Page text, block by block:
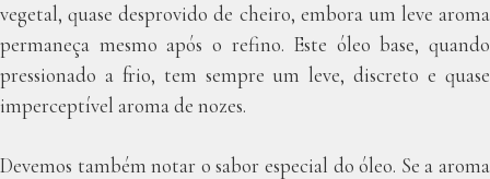
vegetal, quase desprovido de cheiro, embora um leve aroma
permaneça mesmo após o refino. Este óleo base, quando
pressionado a frio, tem sempre um leve, discreto e quase
imperceptível aroma de nozes.
Devemos também notar o sabor especial do óleo. Se a aroma